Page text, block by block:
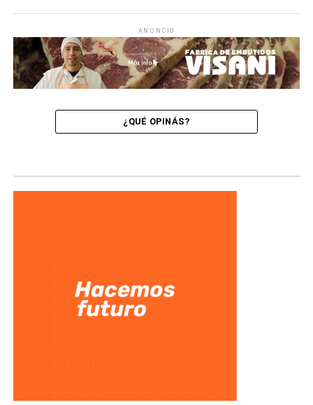
ANUNCIO
¿QUÉ OPINÁS?